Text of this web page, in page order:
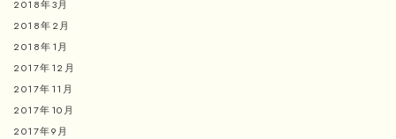
2018年3月
2018年2月
2018年1月
2017年12月
2017年11月
2017年10月
2017年9月